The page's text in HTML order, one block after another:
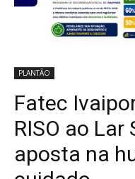
PLANTÃO
Fatec
RISO ao
aposta na